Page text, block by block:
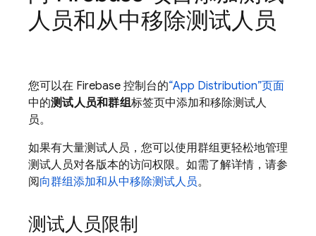
人员和从中移除测试人员
您可以在 Firebase 控制台的“App Distribution”页面
中的测试人员和群组标签页中添加和移除测试人
员。
如果有大量测试人员，您可以使用群组更轻松地管理
测试人员对各版本的访问权限。如需了解详情，请参
阅向群组添加和从中移除测试人员。
测试人员限制